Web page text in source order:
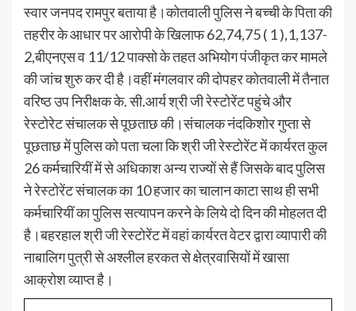
स्वार जनपद रामपुर बताया है।कोतवाली पुलिस ने बच्ची के पिता की
तहरीर के आधार पर आरोपी के खिलाफ 62,74,75 ( 1 ),1,137-
2,बीएनएस व 11/12 पाक्सो के तहत अभियोग पंजीकृत कर मामले
की जांच शुरु कर दी है।वहीं मंगलवार की दोपहर कोतवाली में तैनात
वरिष्ठ उप निरीक्षक के. सी.आर्य श्री जी रेस्टोरेंट पहुंचे और
रेस्टोरेट संचालक से पूछताछ की।संचालक नंदकिशोर गुप्ता से
पूछताछ में पुलिस को पता चला कि श्री जी रेस्टोरेंट में कार्यरत कुल
26 कर्मचारियीं में से अधिकाश अन्य राज्यों से हैं जिसके बाद पुलिस
ने रेस्टोरेंट संचालक का 10 हजार का चालान काटा साथ ही सभी
कर्मचारियीं का पुलिस सत्यापन करने के लिये दो दिन की मोहलत दी
है।बहरहाल श्री जी रेस्टोरेंट में वहां कार्यरत वेटर द्वारा व्यापारी की
नाबालिग पुत्री से अश्लील हरकत से क्षेत्रवासियों में खासा
आक्रोश व्याप्त है।